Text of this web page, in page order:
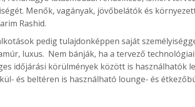
Menők, vagányak, jövőbelátók és
Rashid.
pedig tulajdonképpen saját
luxus. Nem bánják, ha a tervező
időjárási körülmények között is használhatók
és beltéren is használható lounge- és